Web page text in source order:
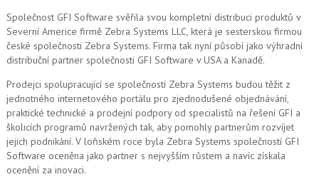
Společnost GFI Software svěřila svou kompletní distribuci produktů v
Severní Americe firmě Zebra Systems LLC, která je sesterskou firmou
české společnosti Zebra Systems. Firma tak nyní působí jako výhradní
distribuční partner společnosti GFI Software v USA a Kanadě.
Prodejci spolupracující se společností Zebra Systems budou těžit z
jednotného internetového portálu pro zjednodušené objednávání,
praktické technické a prodejní podpory od specialistů na řešení GFI a
školicích programů navržených tak, aby pomohly partnerům rozvíjet
jejich podnikání. V loňském roce byla Zebra Systems společností GFI
Software oceněna jako partner s nejvyšším růstem a navíc získala
ocenění za inovaci.